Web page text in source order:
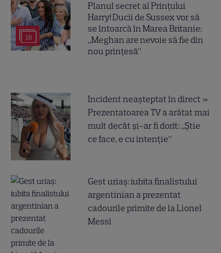
18
Planul secret al Prințului
Harry! Ducii de Sussex vor să
se întoarcă în Marea Britanie:
„Meghan are nevoie să fie din
nou prințesă”
Incident neașteptat în direct »
Prezentatoarea TV a arătat mai
mult decât și-ar fi dorit: „Știe
ce face, e cu intenție”
Gest uriaș: iubita finalistului
argentinian a prezentat
cadourile primite de la Lionel
Messi